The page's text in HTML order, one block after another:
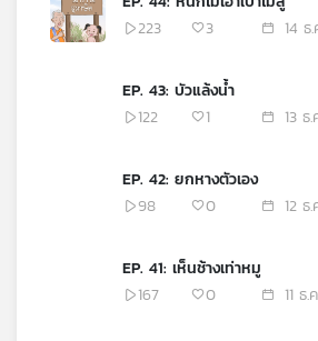
223
3 14 ธ
EP. 43: บัวแล้งน้ำ
122
1 13 ธ
EP. 42: ยกหางตัวเอง
98
0 12 ธ
EP. 41: เห็นช้างเท่าหมู
167
0 11 ธ.